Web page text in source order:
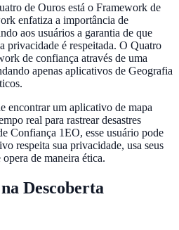
de Ouros está o Framework de
enfatiza a importância de
aos usuários a garantia de que
privacidade é respeitada. O Quatro
de confiança através de uma
apenas aplicativos de Geografia
encontrar um aplicativo de mapa
real para rastrear desastres
Confiança 1EO, esse usuário pode
respeita sua privacidade, usa seus
de maneira ética.
Descoberta